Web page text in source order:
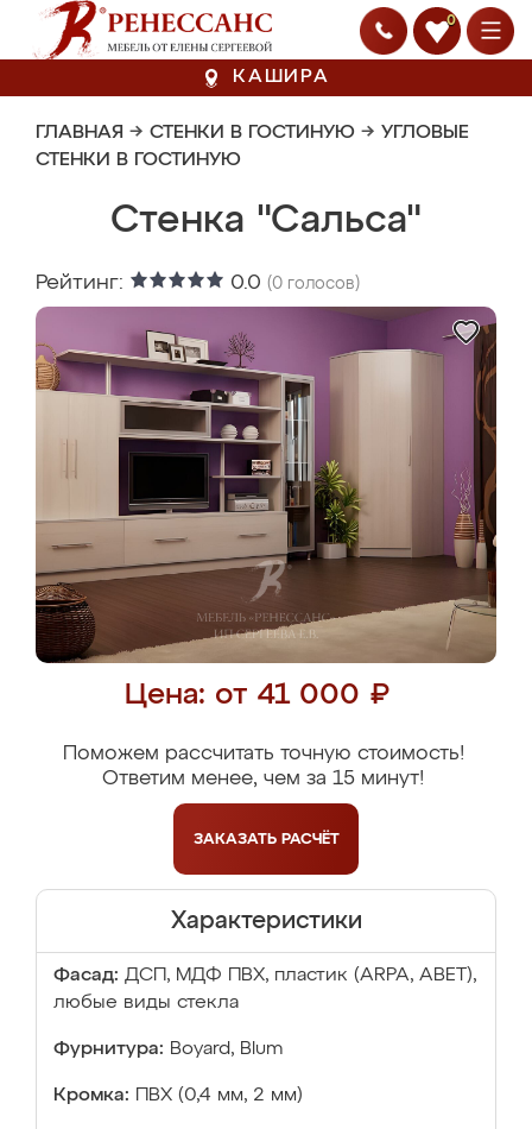
0
КАШИРА
ГЛАВНАЯ → СТЕНКИ В ГОСТИНУЮ → УГЛОВЫЕ
СТЕНКИ В ГОСТИНУЮ
Стенка "Сальса"
Рейтинг: 0.0 (0 голосов)
Цена: от 41 000 ₽
Поможем рассчитать точную стоимость!
Ответим менее, чем за 15 минут!
ЗАКАЗАТЬ РАСЧЁТ
Характеристики
Фасад: ДСП, МДФ ПВХ, пластик (ARPA, ABET),
любые виды стекла
Фурнитура: Boyard, Blum
Кромка: ПВХ (0,4 мм, 2 мм)